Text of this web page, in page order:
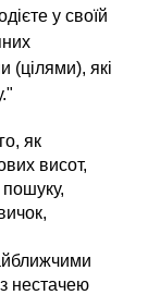
у своїй
(цілями), які
як
висот,
пошуку,
нестачею